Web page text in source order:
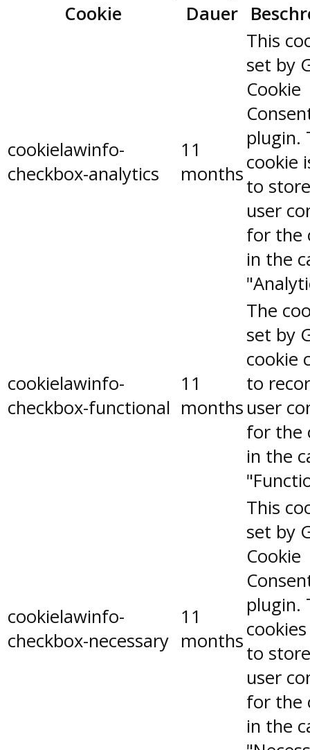
Cookie
Dauer
cookielawinfo-
checkbox-analytics
11
months
This
set by
Cookie
plugin.
cookie
to
user
for the
in the
cookielawinfo-
checkbox-functional
11
months
The
set by
cookie
to
user
for the
in the
cookielawinfo-
checkbox-necessary
11
months
This
set by
Cookie
plugin.
to
user
for the
in the